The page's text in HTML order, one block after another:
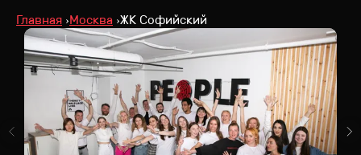
Главная Москва ЖК Софийский